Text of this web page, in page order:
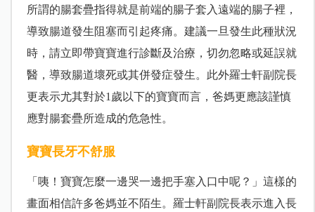
所謂的腸套疊指得就是前端的腸子套入遠端的腸子裡，
導致腸道發生阻塞而引起疼痛。建議一旦發生此種狀況
時，請立即帶寶寶進行診斷及治療，切勿忽略或延誤就
醫，導致腸道壞死或其併發症發生。此外羅士軒副院長
更表示尤其對於1歲以下的寶寶而言，爸媽更應該謹慎
應對腸套疊所造成的危急性。
寶寶長牙不舒服
「咦！寶寶怎麼一邊哭一邊把手塞入口中呢？」這樣的
畫面相信許多爸媽並不陌生。羅士軒副院長表示進入長